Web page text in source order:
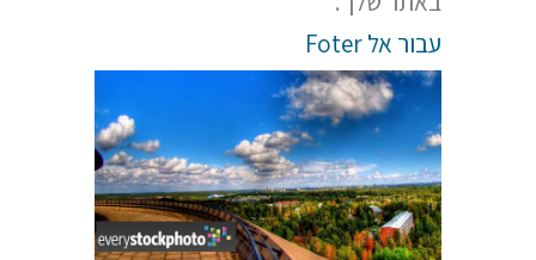
עבור אל Foter